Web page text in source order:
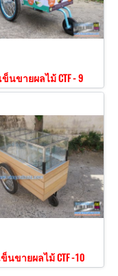
ข็นขายผลไม้ CTF - 9
นขายผลไม้ CTF -10